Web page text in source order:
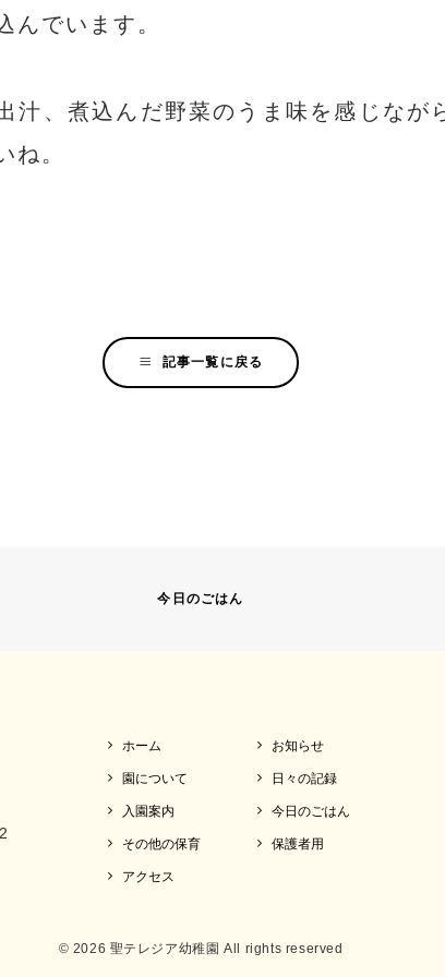
んでいます。
汁、煮込んだ野菜のうま味を感じなが
ね。
記事一覧に戻る
今日のごはん
ホーム
園について
入園案内
その他の保育
アクセス
お知らせ
日々の記録
今日のごはん
保護者用
© 2026 聖テレジア幼稚園 All rights reserved